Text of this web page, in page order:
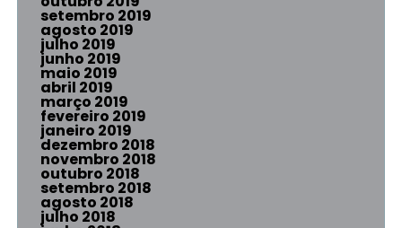
setembro 2019
agosto 2019
julho 2019
junho 2019
maio 2019
abril 2019
março 2019
fevereiro 2019
janeiro 2019
dezembro 2018
novembro 2018
outubro 2018
setembro 2018
agosto 2018
julho 2018